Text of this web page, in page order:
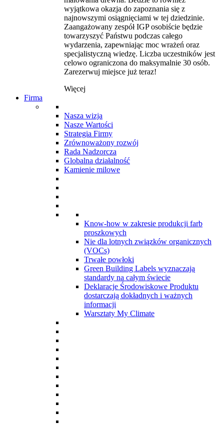
wyjątkowa okazja do zapoznania się z
najnowszymi osiągnięciami w tej dziedzinie.
Zaangażowany zespół IGP osobiście będzie
towarzyszyć Państwu podczas całego
wydarzenia, zapewniając moc wrażeń oraz
specjalistyczną wiedzę. Liczba uczestników jest
celowo ograniczona do maksymalnie 30 osób.
Zarezerwuj miejsce już teraz!
Więcej
Firma
Nasza wizja
Nasze Wartości
Strategia Firmy
Zrównoważony rozwój
Rada Nadzorcza
Globalna działalność
Kamienie milowe
Know-how w zakresie produkcji farb
proszkowych
Nie dla lotnych związków organicznych
(VOCs)
Trwałe powłoki
Green Building Labels wyznaczają
standardy na całym świecie
Deklaracje Środowiskowe Produktu
dostarczają dokładnych i ważnych
informacji
Warsztaty My Climate